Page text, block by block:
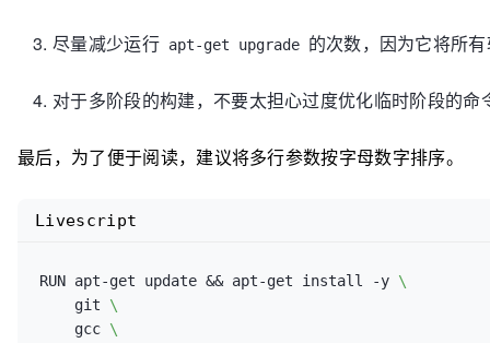
尽量减少运行 apt-get upgrade 的次数，因为它将所
对于多阶段的构建，不要太担心过度优化临时阶段的命
最后，为了便于阅读，建议将多行参数按字母数字排序。
RUN apt-get update && apt-get install -y \
git \
gcc \
Livescript